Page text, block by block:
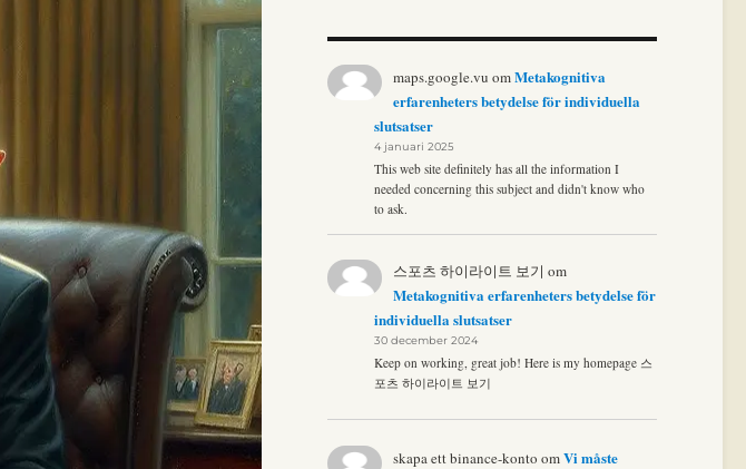
maps.google.vu omMetakognitiva
erfarenheters betydelse för individuella
slutsatser
4 januari 2025
This web site definitely has all the information I
needed concerning this subject and didn't know who
to ask.
스포츠 하이라이트 보기 om
Metakognitiva erfarenheters betydelse för
individuella slutsatser
30 december 2024
Keep on working, great job! Here is my homepage 스
포츠 하이라이트 보기
skapa ett binance-konto omVi måste